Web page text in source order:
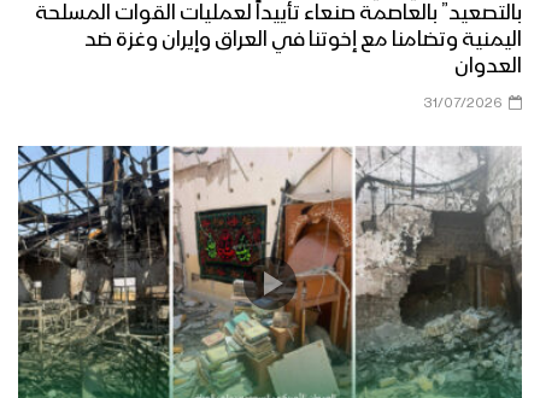
بالتصعيد” بالعاصمة صنعاء تأييداً لعمليات القوات المسلحة
اليمنية وتضامنا مع إخوتنا في العراق وإيران وغزة ضد
العدوان
31/07/2026